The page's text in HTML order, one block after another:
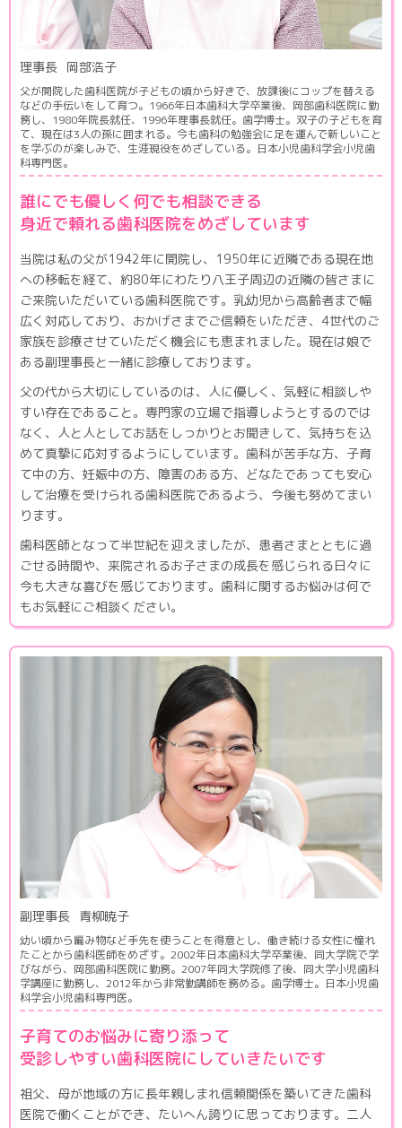
理事長 岡部浩子
父が開院した歯科医院が子どもの頃から好きで、放課後にコップを替える
などの手伝いをして育つ。1966年日本歯科大学卒業後、岡部歯科医院に勤
務し、1980年院長就任、1996年理事長就任。歯学博士。双子の子どもを育
て、現在は3人の孫に囲まれる。今も歯科の勉強会に足を運んで新しいこと
を学ぶのが楽しみで、生涯現役をめざしている。日本小児歯科学会小児歯
科専門医。
誰にでも優しく何でも相談できる
身近で頼れる歯科医院をめざしています
当院は私の父が1942年に開院し、1950年に近隣である現在地
への移転を経て、約80年にわたり八王子周辺の近隣の皆さまに
ご来院いただいている歯科医院です。乳幼児から高齢者まで幅
広く対応しており、おかげさまでご信頼をいただき、4世代のご
家族を診療させていただく機会にも恵まれました。現在は娘で
ある副理事長と一緒に診療しております。
父の代から大切にしているのは、人に優しく、気軽に相談しや
すい存在であること。専門家の立場で指導しようとするのでは
なく、人と人としてお話をしっかりとお聞きして、気持ちを込
めて真摯に応対するようにしています。歯科が苦手な方、子育
て中の方、妊娠中の方、障害のある方、どなたであっても安心
して治療を受けられる歯科医院であるよう、今後も努めてまい
ります。
歯科医師となって半世紀を迎えましたが、患者さまとともに過
ごせる時間や、来院されるお子さまの成長を感じられる日々に
今も大きな喜びを感じております。歯科に関するお悩みは何で
もお気軽にご相談ください。
副理事長 青柳暁子
幼い頃から編み物など手先を使うことを得意とし、働き続ける女性に憧れ
たことから歯科医師をめざす。2002年日本歯科大学卒業後、同大学院で学
びながら、岡部歯科医院に勤務。2007年同大学院修了後、同大学小児歯科
学講座に勤務し、2012年から非常勤講師を務める。歯学博士。日本小児歯
科学会小児歯科専門医。
子育てのお悩みに寄り添って
受診しやすい歯科医院にしていきたいです
祖父、母が地域の方に長年親しまれ信頼関係を築いてきた歯科
医院で働くことができ、たいへん誇りに思っております。二人